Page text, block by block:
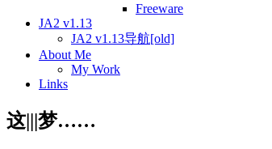
Freeware
JA2 v1.13
JA2 v1.13导航[old]
About Me
My Work
Links
这|||梦……